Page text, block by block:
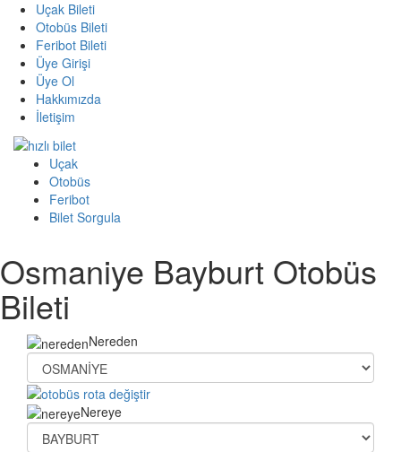
Uçak Bileti
Otobüs Bileti
Feribot Bileti
Üye Girişi
Üye Ol
Hakkımızda
İletişim
Uçak
Otobüs
Feribot
Bilet Sorgula
Osmaniye Bayburt Otobüs
Bileti
Nereden
Nereye